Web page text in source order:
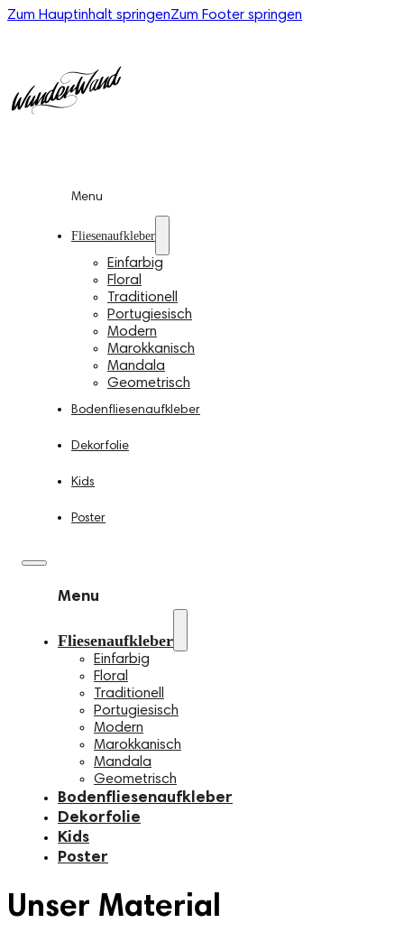
Zum Hauptinhalt springenZum Footer springen
Menu
Fliesenaufkleber
Einfarbig
Floral
Traditionell
Portugiesisch
Modern
Marokkanisch
Mandala
Geometrisch
Bodenfliesenaufkleber
Dekorfolie
Kids
Poster
Menu
Fliesenaufkleber
Einfarbig
Floral
Traditionell
Portugiesisch
Modern
Marokkanisch
Mandala
Geometrisch
Bodenfliesenaufkleber
Dekorfolie
Kids
Poster
Unser Material